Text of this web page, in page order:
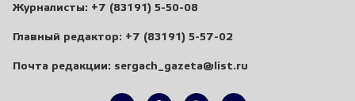
Журналисты: +7 (83191) 5-50-08
Главный редактор: +7 (83191) 5-57-02
Почта редакции: sergach_gazeta@list.ru